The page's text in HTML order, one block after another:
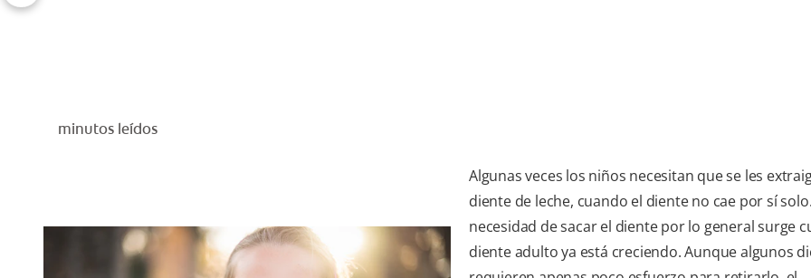
minutos leídos
Algunas veces los niños necesitan que se les
diente de leche, cuando el diente no cae por sí
necesidad de sacar el diente por lo general surge
diente adulto ya está creciendo. Aunque algunos